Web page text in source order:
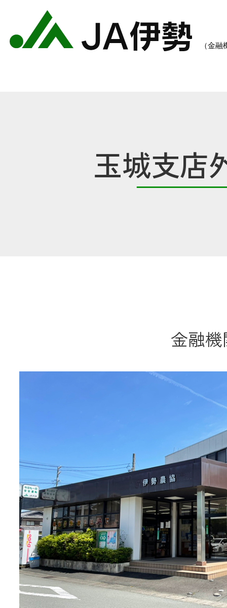
各種手数料一覧 各種
農業
JA共済
くらし
JA伊勢について
玉城支店
金融機